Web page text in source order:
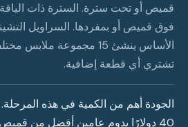
قميص أو تحت سترة. السترة ذات الياقة
فوق قميص أو بمفردها. السراويل
الأساس ينشئ 15 مجموعة
تشتري أي قطعة إضافية.
الجودة أهم من الكمية في هذه